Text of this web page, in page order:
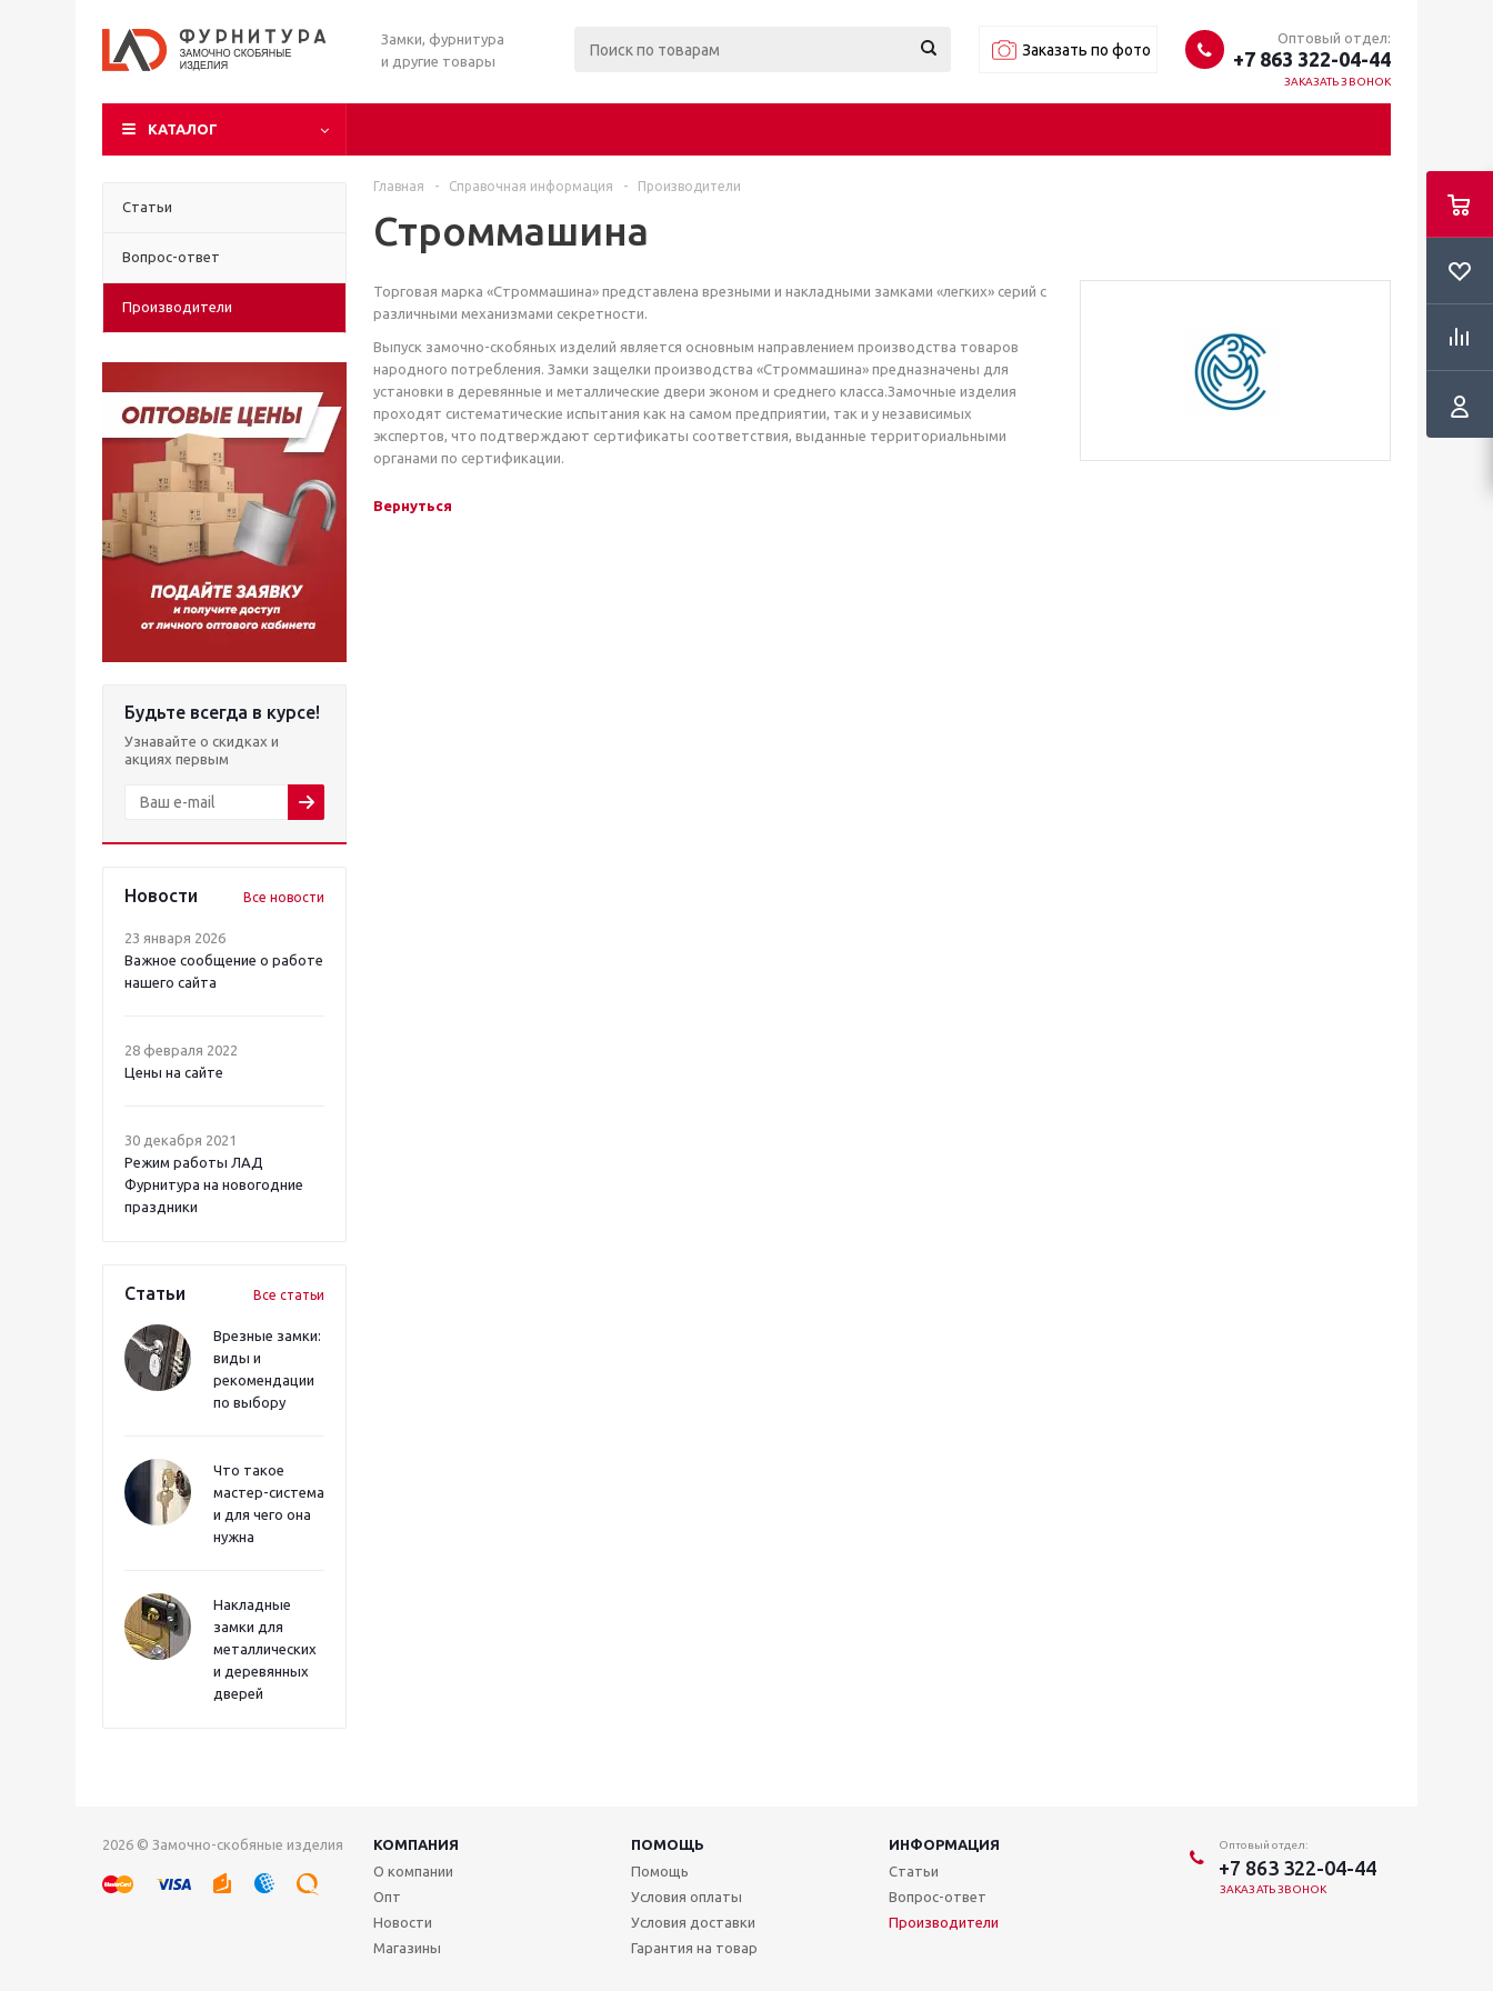
Замки, фурнитура
и другие товары
Заказать по фото
Оптовый отдел:
+7 863 322-04-44
ЗАКАЗАТЬ ЗВОНОК
КАТАЛОГ
Статьи
Вопрос-ответ
Производители
Будьте всегда в курсе!
Узнавайте о скидках и
акциях первым
Новости Все новости
23 января 2026
Важное сообщение о работе
нашего сайта
28 февраля 2022
Цены на сайте
30 декабря 2021
Режим работы ЛАД
Фурнитура на новогодние
праздники
Статьи Все статьи
Врезные замки:
виды и
рекомендации
по выбору
Что такое
мастер-система
и для чего она
нужна
Накладные
замки для
металлических
и деревянных
дверей
Главная - Справочная информация - Производители
Строммашина
Торговая марка «Строммашина» представлена врезными и накладными замками «легких» серий с
различными механизмами секретности.
Выпуск замочно-скобяных изделий является основным направлением производства товаров
народного потребления. Замки защелки производства «Строммашина» предназначены для
установки в деревянные и металлические двери эконом и среднего класса.Замочные изделия
проходят систематические испытания как на самом предприятии, так и у независимых
экспертов, что подтверждают сертификаты соответствия, выданные территориальными
органами по сертификации.
Вернуться
2026 © Замочно-скобяные изделия КОМПАНИЯ ПОМОЩЬ
ИНФОРМАЦИЯ
О компании
Опт
Новости
Магазины
Помощь
Условия оплаты
Условия доставки
Гарантия на товар
Статьи
Вопрос-ответ
Производители
Оптовый отдел:
+7 863 322-04-44
ЗАКАЗАТЬ ЗВОНОК